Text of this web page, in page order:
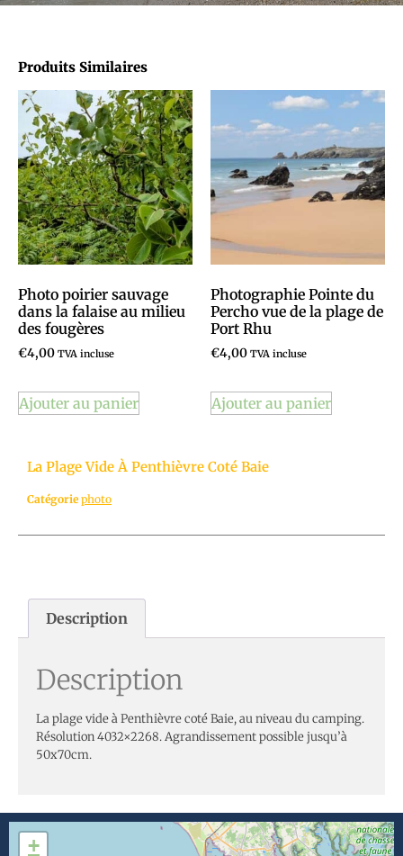
La Plage Vide À Penthièvre Coté Baie
Catégorie photo
Description
Description
La plage vide à Penthièvre coté Baie, au niveau du camping.
Résolution 4032×2268. Agrandissement possible jusqu’à
50x70cm.
Produits Similaires
Photo poirier sauvage
dans la falaise au milieu
des fougères
€4,00 TVA incluse
Ajouter au panier
Photographie Pointe du
Percho vue de la plage de
Port Rhu
€4,00 TVA incluse
Ajouter au panier
+